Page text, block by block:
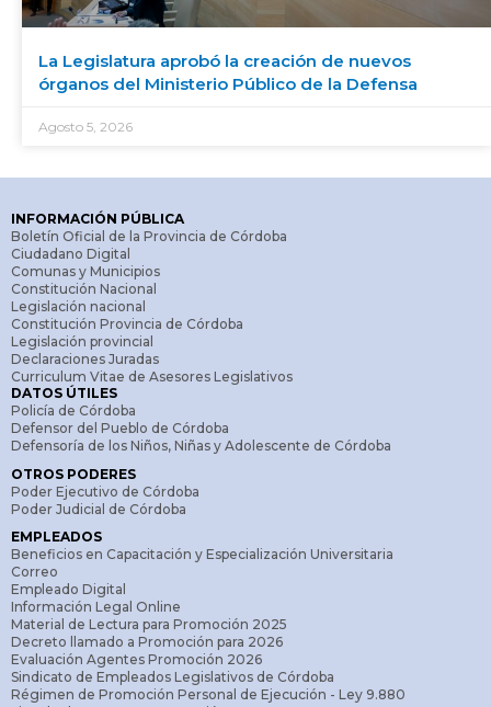
La Legislatura aprobó la creación de nuevos
órganos del Ministerio Público de la Defensa
Agosto 5, 2026
INFORMACIÓN PÚBLICA
Boletín Oficial de la Provincia de Córdoba
Ciudadano Digital
Comunas y Municipios
Constitución Nacional
Legislación nacional
Constitución Provincia de Córdoba
Legislación provincial
Declaraciones Juradas
Curriculum Vitae de Asesores Legislativos
DATOS ÚTILES
Policía de Córdoba
Defensor del Pueblo de Córdoba
Defensoría de los Niños, Niñas y Adolescente de Córdoba
OTROS PODERES
Poder Ejecutivo de Córdoba
Poder Judicial de Córdoba
EMPLEADOS
Beneficios en Capacitación y Especialización Universitaria
Correo
Empleado Digital
Información Legal Online
Material de Lectura para Promoción 2025
Decreto llamado a Promoción para 2026
Evaluación Agentes Promoción 2026
Sindicato de Empleados Legislativos de Córdoba
Régimen de Promoción Personal de Ejecución - Ley 9.880